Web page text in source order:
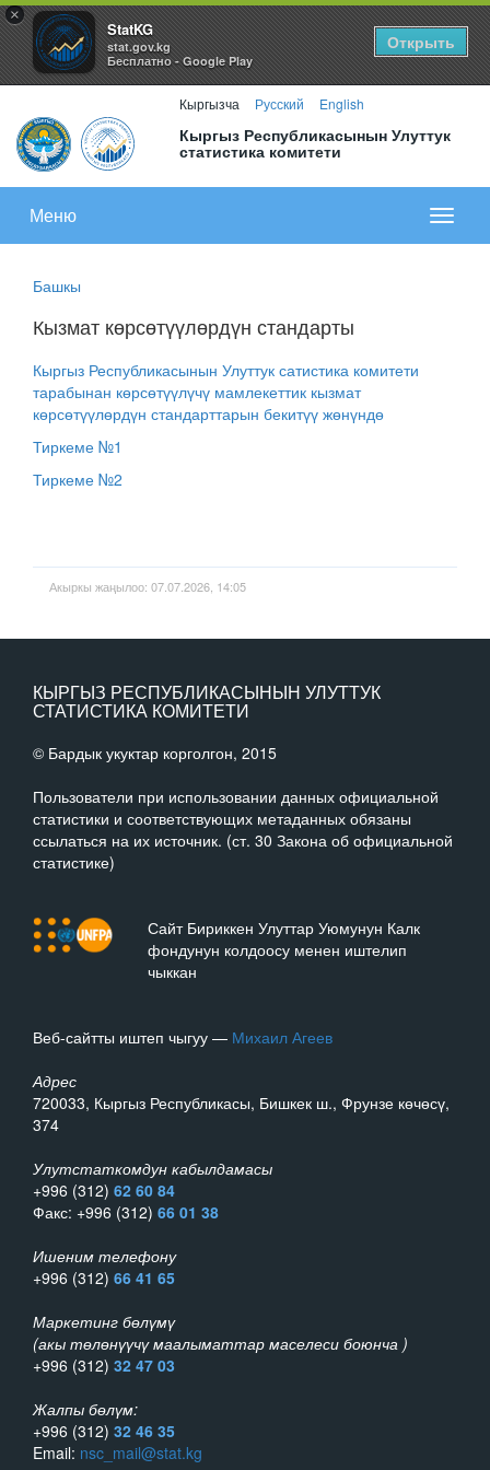
×
StatKG
stat.gov.kg
Бесплатно - Google Play
Открыть
Кыргызча Русский English
Кыргыз Республикасынын Улуттук
статистика комитети
меню
Меню
Башкы
Кызмат көрсөтүүлөрдүн стандарты
Кыргыз Республикасынын Улуттук сатистика комитети
тарабынан көрсөтүүлүчү мамлекеттик кызмат
көрсөтүүлөрдүн стандарттарын бекитүү жөнүндө
Тиркеме №1
Тиркеме №2
Акыркы жаңылоо: 07.07.2026, 14:05
КЫРГЫЗ РЕСПУБЛИКАСЫНЫН УЛУТТУК
СТАТИСТИКА КОМИТЕТИ
© Бардык укуктар корголгон, 2015
Пользователи при использовании данных официальной
статистики и соответствующих метаданных обязаны
ссылаться на их источник. (ст. 30 Закона об официальной
статистике)
Сайт Бириккен Улуттар Уюмунун Калк
фондунун колдоосу менен иштелип
чыккан
Веб-сайтты иштеп чыгуу — Михаил Агеев
Адрес
720033, Кыргыз Республикасы, Бишкек ш., Фрунзе көчөсү,
374
Улутстаткомдун кабылдамасы
+996 (312) 62 60 84
Факс: +996 (312) 66 01 38
Ишеним телефону
+996 (312) 66 41 65
Маркетинг бөлүмү
(акы төлөнүүчү маалыматтар маселеси боюнча )
+996 (312) 32 47 03
Жалпы бөлүм:
+996 (312) 32 46 35
Email: nsc_mail@stat.kg